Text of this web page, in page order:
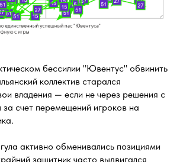
бессилии "Ювентус" обвинить
коллектив старался
владения — если не через решения с
счет перемещений игроков на
активно обменивались позициями
защитник часто выдвигался